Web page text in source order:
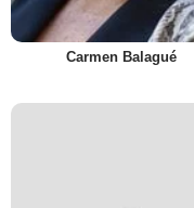
Carmen Balagué